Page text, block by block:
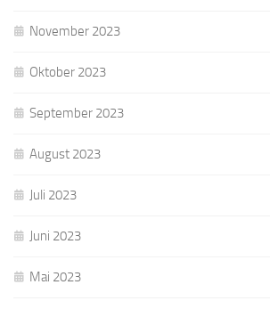
November 2023
Oktober 2023
September 2023
August 2023
Juli 2023
Juni 2023
Mai 2023